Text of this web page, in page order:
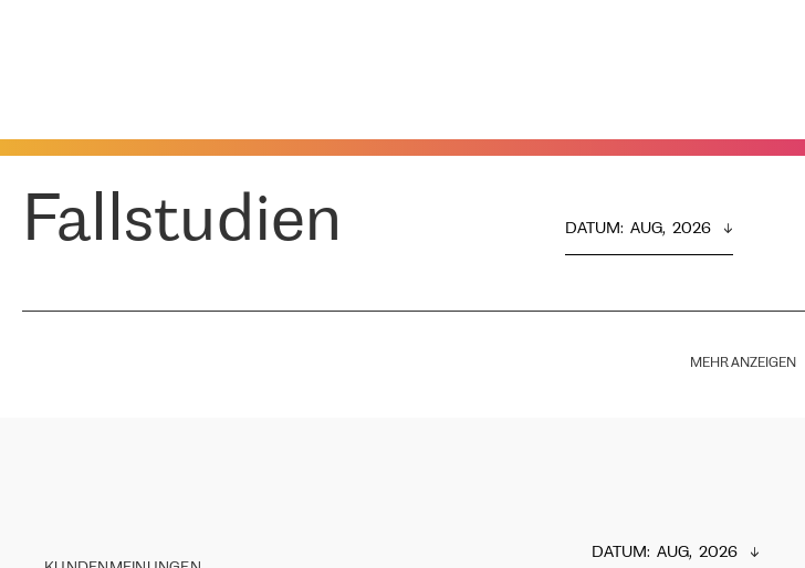
Fallstudien DATUM: AUG,  2026
MEHR ANZEIGEN
DATUM: AUG,  2026